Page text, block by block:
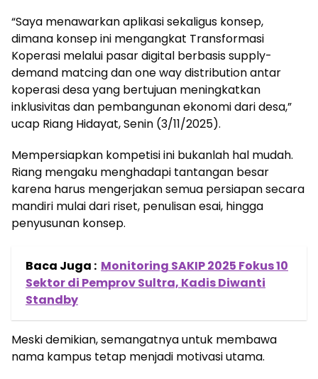
“Saya menawarkan aplikasi sekaligus konsep,
dimana konsep ini mengangkat Transformasi
Koperasi melalui pasar digital berbasis supply-
demand matcing dan one way distribution antar
koperasi desa yang bertujuan meningkatkan
inklusivitas dan pembangunan ekonomi dari desa,”
ucap Riang Hidayat, Senin (3/11/2025).
Mempersiapkan kompetisi ini bukanlah hal mudah.
Riang mengaku menghadapi tantangan besar
karena harus mengerjakan semua persiapan secara
mandiri mulai dari riset, penulisan esai, hingga
penyusunan konsep.
Baca Juga : Monitoring SAKIP 2025 Fokus 10
Sektor di Pemprov Sultra, Kadis Diwanti
Standby
Meski demikian, semangatnya untuk membawa
nama kampus tetap menjadi motivasi utama.